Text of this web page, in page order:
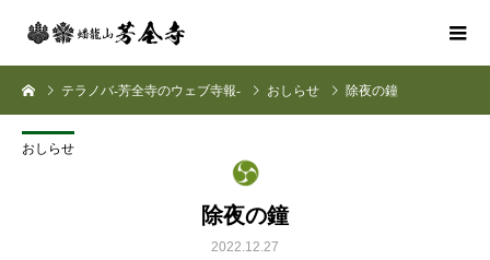
テラノバ-芳全寺のウェブ寺報- おしらせ 除夜の鐘
おしらせ
除夜の鐘
2022.12.27